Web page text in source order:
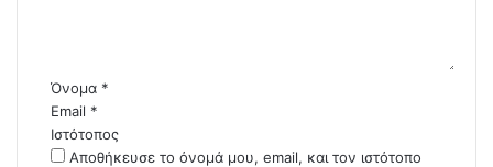
Όνομα *
Email *
Ιστότοπος
Αποθήκευσε το όνομά μου, email, και τον ιστότοπο